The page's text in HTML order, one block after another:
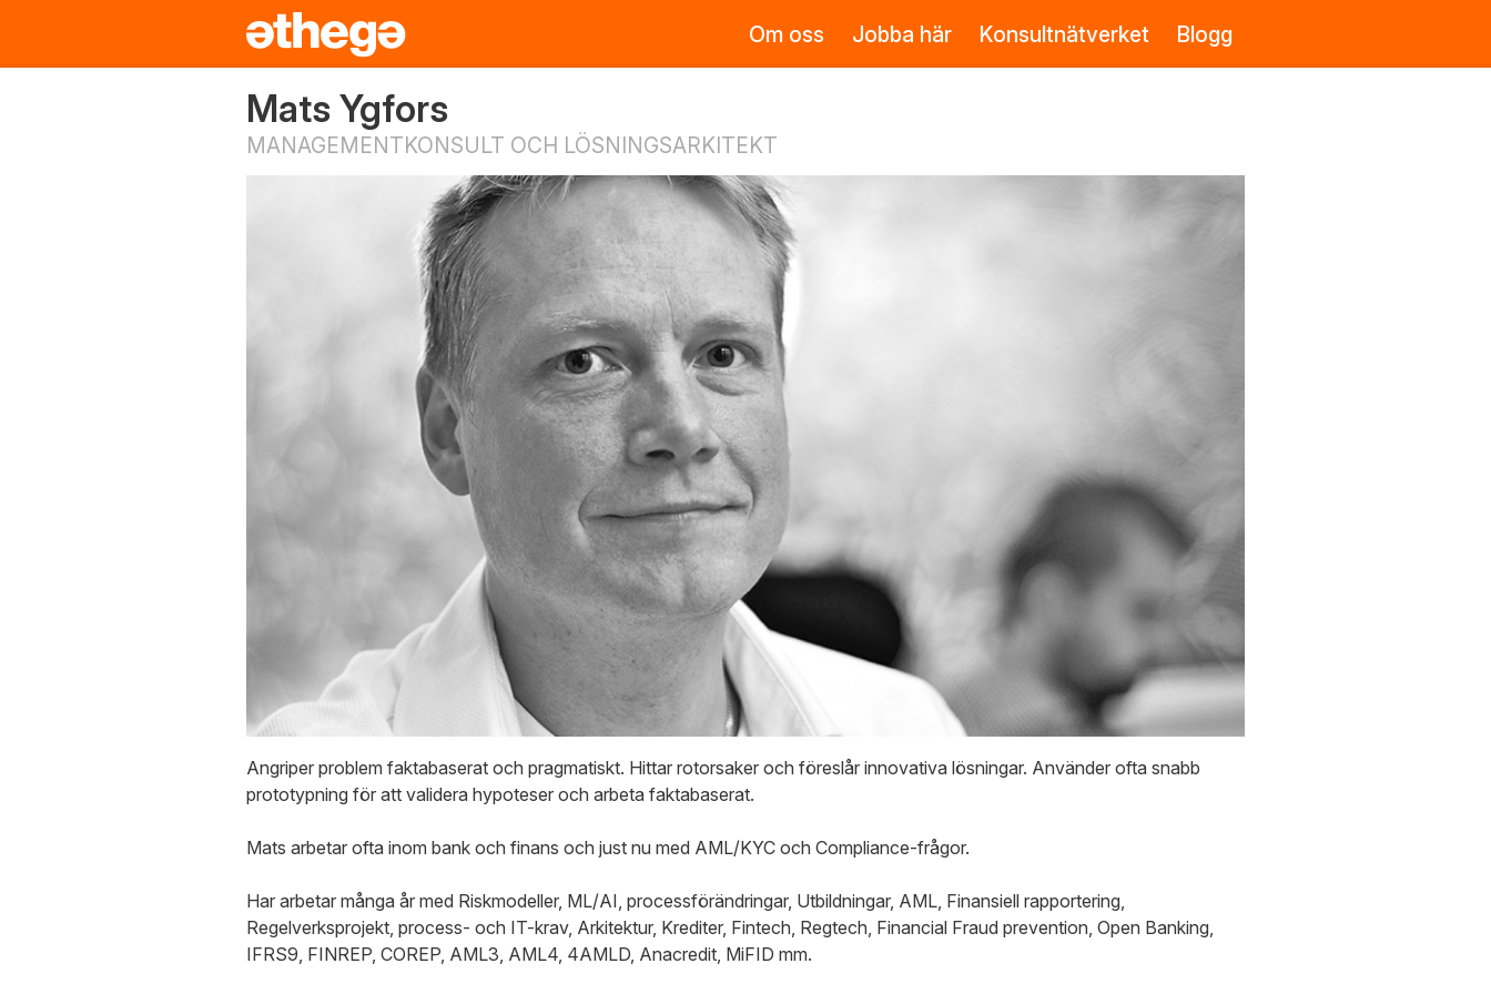
Om oss Jobba här Konsultnätverket Blogg
Mats Ygfors
MANAGEMENTKONSULT OCH LÖSNINGSARKITEKT
Angriper problem faktabaserat och pragmatiskt. Hittar rotorsaker och föreslår innovativa lösningar. Använder ofta snabb
prototypning för att validera hypoteser och arbeta faktabaserat.
Mats arbetar ofta inom bank och finans och just nu med AML/KYC och Compliance-frågor.
Har arbetar många år med Riskmodeller, ML/AI, processförändringar, Utbildningar, AML, Finansiell rapportering,
Regelverksprojekt, process- och IT-krav, Arkitektur, Krediter, Fintech, Regtech, Financial Fraud prevention, Open Banking,
IFRS9, FINREP, COREP, AML3, AML4, 4AMLD, Anacredit, MiFID mm.